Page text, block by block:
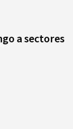
a sectores